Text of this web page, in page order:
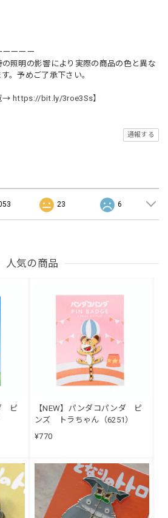
ーーー
照明の影響により実際の商品の色と異な
。予めご了承下さい。
→ https://bit.ly/3roe3Ss】
通報する
23 6
人気の商品
ピ
【NEW】パンダコパンダ ピ
ンズ トラちゃん（6251）
¥770